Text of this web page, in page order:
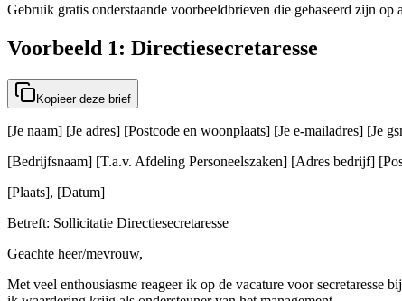
Gebruik gratis onderstaande voorbeeldbrieven die gebaseerd zijn
Voorbeeld 1: Directiesecretaresse
Kopieer deze brief
[Je naam] [Je adres] [Postcode en woonplaats] [Je e-mailadres] [Je
[Bedrijfsnaam] [T.a.v. Afdeling Personeelszaken] [Adres bedrijf]
[Plaats], [Datum]
Betreft: Sollicitatie Directiesecretaresse
Geachte heer/mevrouw,
Met veel enthousiasme reageer ik op de vacature voor